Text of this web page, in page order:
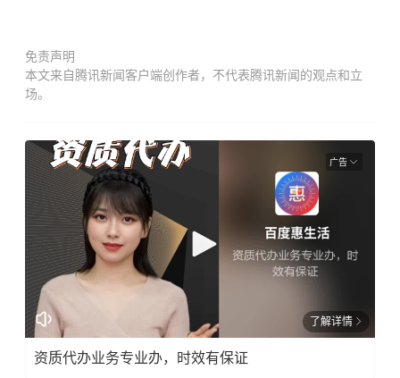
免责声明
本文来自腾讯新闻客户端创作者，不代表腾讯新闻的观点和立
场。
广告
了解详情
资质代办业务专业办，时效有保证